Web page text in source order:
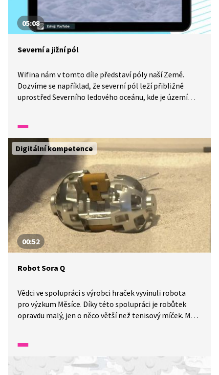
05:08
Severní a jižní pól
Wifina nám v tomto díle představí póly naší Země.
Dozvíme se například, že severní pól leží přibližně
uprostřed Severního ledového oceánu, kde je území
Digitální kompetence
00:52
Robot Sora Q
Vědci ve spolupráci s výrobci hraček vyvinuli robota
pro výzkum Měsíce. Díky této spolupráci je robůtek
opravdu malý, jen o něco větší než tenisový míček. Má
vypadá?